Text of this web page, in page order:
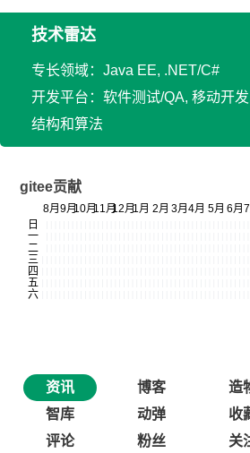
技术雷达
专长领域：Java EE, .NET/C#
开发平台：软件测试/QA, 移动开
结构和算法
gitee贡献
资讯 博客
造
智库
动弹
收
评论
粉丝 关